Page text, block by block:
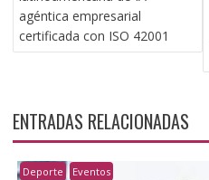
ENTRADAS
agéntica empresarial
certificada con ISO 42001
ENTRADAS RELACIONADAS
Deporte Eventos